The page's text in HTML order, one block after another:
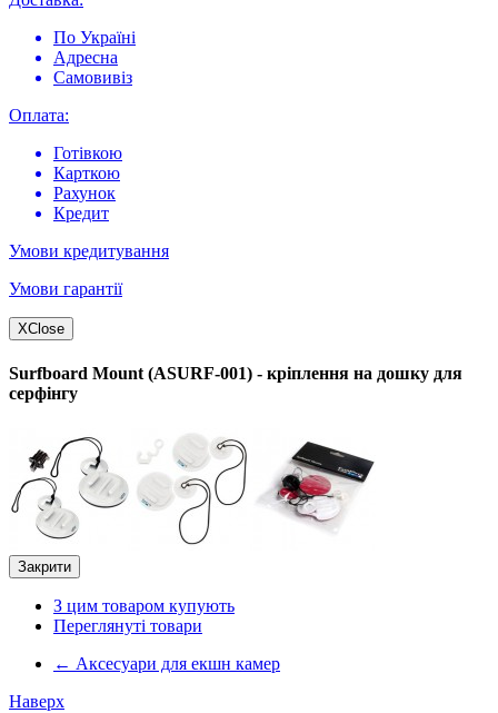
По Україні
Адресна
Самовивіз
Оплата:
Готівкою
Карткою
Рахунок
Кредит
Умови кредитування
Умови гарантії
XClose
Surfboard Mount (ASURF-001) - кріплення на дошку для
серфінгу
Закрити
З цим товаром купують
Переглянуті товари
← Аксесуари для екшн камер
Наверх